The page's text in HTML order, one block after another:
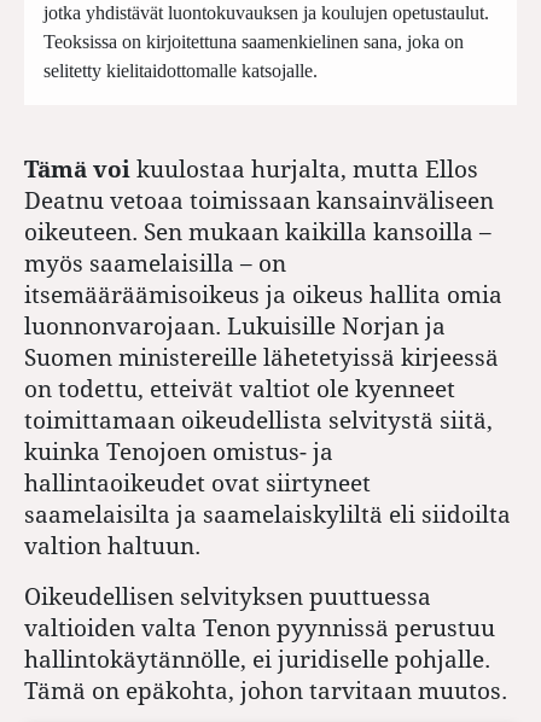
jotka yhdistävät luontokuvauksen ja koulujen opetustaulut.
Teoksissa on kirjoitettuna saamenkielinen sana, joka on
selitetty kielitaidottomalle katsojalle.
Tämä voi kuulostaa hurjalta, mutta Ellos
Deatnu vetoaa toimissaan kansainväliseen
oikeuteen. Sen mukaan kaikilla kansoilla –
myös saamelaisilla – on
itsemääräämisoikeus ja oikeus hallita omia
luonnonvarojaan. Lukuisille Norjan ja
Suomen ministereille lähetetyissä kirjeessä
on todettu, etteivät valtiot ole kyenneet
toimittamaan oikeudellista selvitystä siitä,
kuinka Tenojoen omistus- ja
hallintaoikeudet ovat siirtyneet
saamelaisilta ja saamelaiskyliltä eli siidoilta
valtion haltuun.
Oikeudellisen selvityksen puut­tuessa
valtioiden valta Tenon pyynnissä perustuu
hallintokäytännölle, ei juridiselle pohjalle.
Tämä on epäkohta, johon tarvitaan muutos.